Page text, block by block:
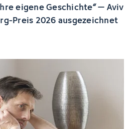
eigene Geschichte“ – Aviv
Preis 2026 ausgezeichnet